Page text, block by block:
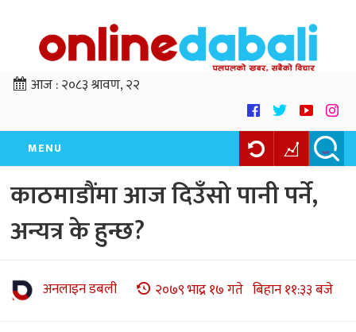
आज :२०८३ श्रावण, २२
MENU
काठमाडौंमा आज दिउँसो पानी पर्ने,
अन्यत्र के हुन्छ?
अनलाइन डबली २०७९ भाद्र १७ गते बिहान ११:३३ बजे